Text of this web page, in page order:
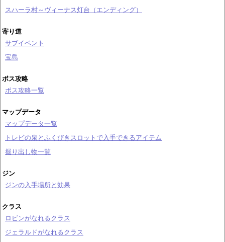
スハーラ村～ヴィーナス灯台（エンディング）
寄り道
サブイベント
宝島
ボス攻略
ボス攻略一覧
マップデータ
マップデータ一覧
トレビの泉とふくびきスロットで入手できるアイテム
掘り出し物一覧
ジン
ジンの入手場所と効果
クラス
ロビンがなれるクラス
ジェラルドがなれるクラス